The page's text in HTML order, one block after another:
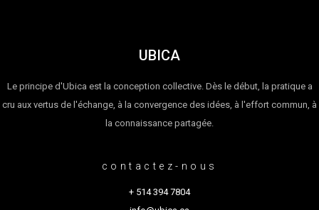
UBICA
Le principe d'Ubica est la conception collective. Dès le début, la pratique a
cru aux vertus de l'échange, à la convergence des idées, à l'effort commun, à
la connaissance partagée.
contactez-nous
+ 514 394 7804